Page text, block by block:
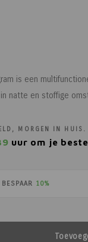
is een
natte en stoffige
MORGEN IN HUIS.
uur om je
10%